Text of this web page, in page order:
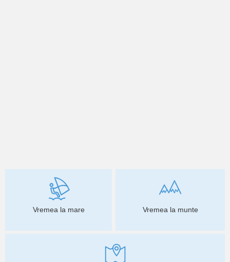
Vremea la mare Vremea la munte